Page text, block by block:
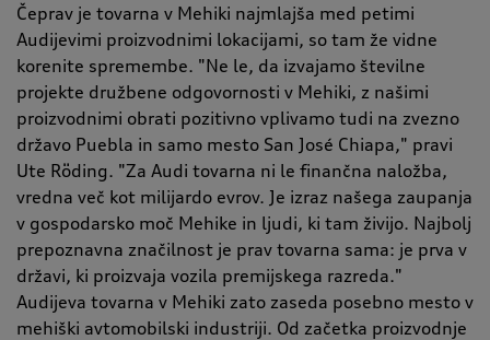
Čeprav je tovarna v Mehiki najmlajša med petimi
Audijevimi proizvodnimi lokacijami, so tam že vidne
korenite spremembe. "Ne le, da izvajamo številne
projekte družbene odgovornosti v Mehiki, z našimi
proizvodnimi obrati pozitivno vplivamo tudi na zvezno
državo Puebla in samo mesto San José Chiapa," pravi
Ute Röding. "Za Audi tovarna ni le finančna naložba,
vredna več kot milijardo evrov. Je izraz našega zaupanja
v gospodarsko moč Mehike in ljudi, ki tam živijo. Najbolj
prepoznavna značilnost je prav tovarna sama: je prva v
državi, ki proizvaja vozila premijskega razreda."
Audijeva tovarna v Mehiki zato zaseda posebno mesto v
mehiški avtomobilski industriji. Od začetka proizvodnje